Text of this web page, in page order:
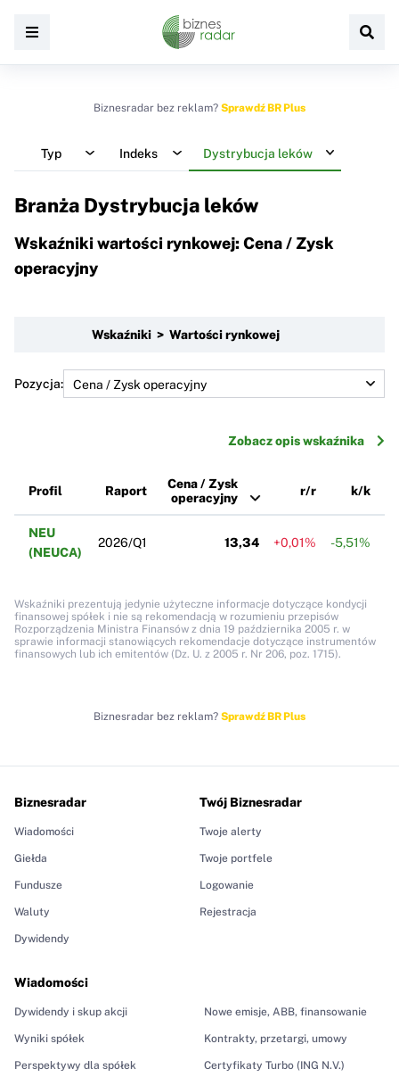
Biznesradar bez reklam? Sprawdź BR Plus
Typ Indeks Dystrybucja leków
Branża Dystrybucja leków
Wskaźniki wartości rynkowej: Cena / Zysk
operacyjny
Wskaźniki > Wartości rynkowej
Pozycja:
Zobacz opis wskaźnika
Profil Raport
Cena / Zysk
operacyjny
r/r k/k
NEU
(NEUCA)
2026/Q1 13,34 +0,01% -5,51%
Wskaźniki prezentują jedynie użyteczne informacje dotyczące kondycji
finansowej spółek i nie są rekomendacją w rozumieniu przepisów
Rozporządzenia Ministra Finansów z dnia 19 października 2005 r. w
sprawie informacji stanowiących rekomendacje dotyczące instrumentów
finansowych lub ich emitentów (Dz. U. z 2005 r. Nr 206, poz. 1715).
Biznesradar bez reklam? Sprawdź BR Plus
Biznesradar
Wiadomości
Giełda
Fundusze
Waluty
Dywidendy
Wiadomości
Dywidendy i skup akcji
Wyniki spółek
Perspektywy dla spółek
Nowe emisje, ABB, finansowanie
Kontrakty, przetargi, umowy
Certyfikaty Turbo (ING N.V.)
Twój Biznesradar
Twoje alerty
Twoje portfele
Logowanie
Rejestracja